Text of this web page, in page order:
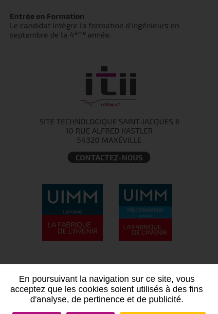
En poursuivant la navigation sur ce site, vous
acceptez que les cookies soient utilisés à des fins
d'analyse, de pertinence et de publicité.
Entrée en Formation
Le candidat intègre la formation d'ingénieurs en
septembre de la 4ème année.
SITE TECHNOLOGIQUE SAINT-JACQUES II
10 RUE ALFRED KASTLER
54320 MAXÉVILLE
CONTACTEZ-NOUS